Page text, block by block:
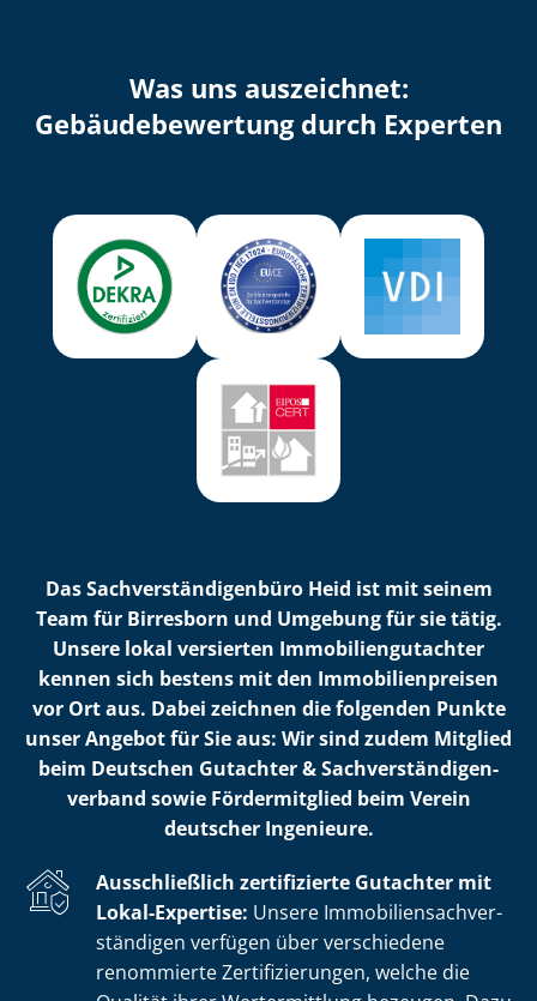
Was uns auszeichnet:
Ge­bäu­de­be­wer­tung durch Experten
Das Sach­ver­stän­di­gen­bü­ro Heid ist mit seinem
Team für Birresborn und Umgebung für sie tätig.
Unsere lokal versierten Im­mo­bi­li­en­gut­ach­ter
kennen sich bestens mit den Im­mo­bi­li­en­prei­sen
vor Ort aus. Dabei zeichnen die folgenden Punkte
unser Angebot für Sie aus: Wir sind zudem Mitglied
beim Deutschen Gutachter & Sach­ver­stän­di­gen­
ver­band sowie Fördermitglied beim Verein
deutscher Ingenieure.
Ausschließlich zertifizierte Gutachter mit
Lokal-Expertise: Unsere Im­mo­bi­li­en­sach­ver­
stän­di­gen verfügen über verschiedene
renommierte Zer­ti­fi­zie­run­gen, welche die